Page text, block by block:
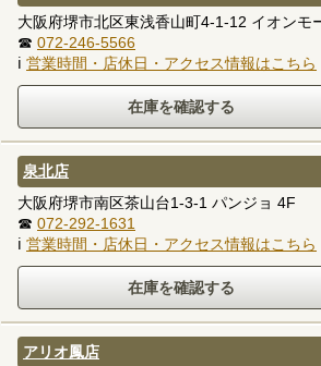
大阪府堺市北区東浅香山町4-1-12 イオンモ
☎ 072-246-5566
ℹ 営業時間・店休日・アクセス情報はこちら
泉北店
大阪府堺市南区茶山台1-3-1 パンジョ 4F
☎ 072-292-1631
ℹ 営業時間・店休日・アクセス情報はこちら
アリオ鳳店